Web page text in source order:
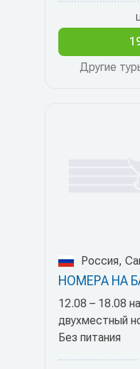
Другие
Россия,
НОМЕРА НА
12.08 – 18.08
двухместный
Без питания